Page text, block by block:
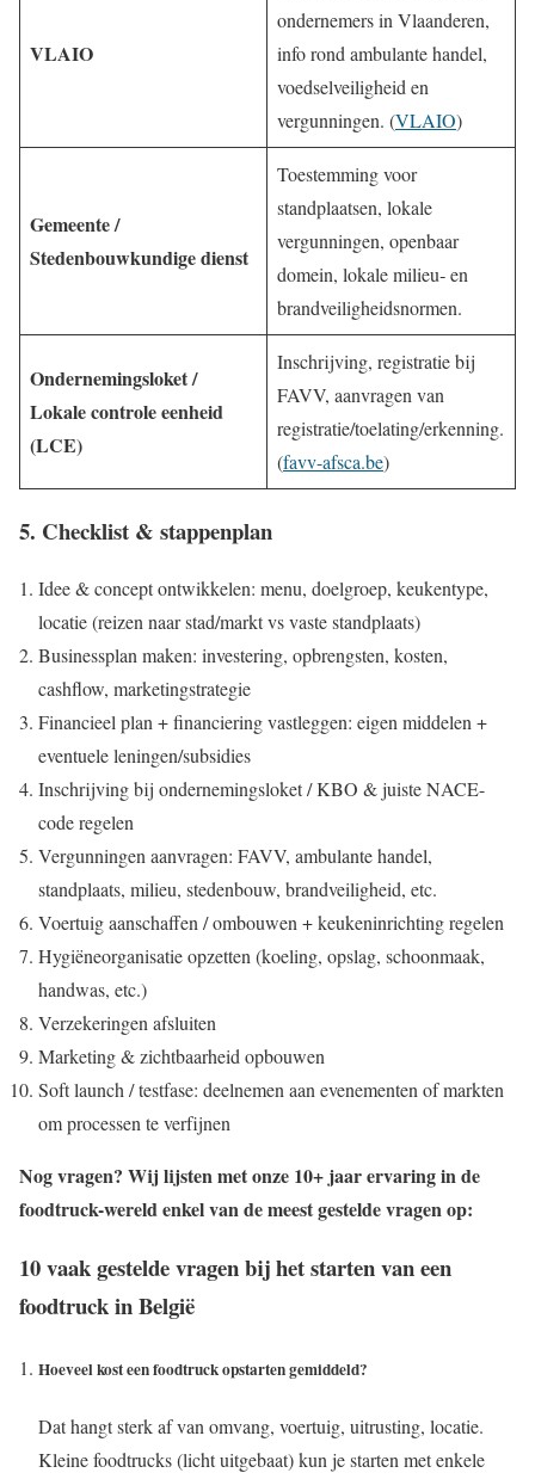
VLAIO
ondernemers in Vlaanderen,
info rond ambulante handel,
voedselveiligheid en
vergunningen. (VLAIO)
Gemeente /
Stedenbouwkundige dienst
Toestemming voor
standplaatsen, lokale
vergunningen, openbaar
domein, lokale milieu‐ en
brandveiligheidsnormen.
Ondernemingsloket /
Lokale controle eenheid
(LCE)
Inschrijving, registratie bij
FAVV, aanvragen van
registratie/toelating/erkenning.
(favv-afsca.be)
5. Checklist & stappenplan
Idee & concept ontwikkelen: menu, doelgroep, keukentype,
locatie (reizen naar stad/markt vs vaste standplaats)
Businessplan maken: investering, opbrengsten, kosten,
cashflow, marketingstrategie
Financieel plan + financiering vastleggen: eigen middelen +
eventuele leningen/subsidies
Inschrijving bij ondernemingsloket / KBO & juiste NACE-
code regelen
Vergunningen aanvragen: FAVV, ambulante handel,
standplaats, milieu, stedenbouw, brandveiligheid, etc.
Voertuig aanschaffen / ombouwen + keukeninrichting regelen
Hygiëneorganisatie opzetten (koeling, opslag, schoonmaak,
handwas, etc.)
Verzekeringen afsluiten
Marketing & zichtbaarheid opbouwen
Soft launch / testfase: deelnemen aan evenementen of markten
om processen te verfijnen
Nog vragen? Wij lijsten met onze 10+ jaar ervaring in de
foodtruck-wereld enkel van de meest gestelde vragen op:
10 vaak gestelde vragen bij het starten van een
foodtruck in België
Hoeveel kost een foodtruck opstarten gemiddeld?
Dat hangt sterk af van omvang, voertuig, uitrusting, locatie.
Kleine foodtrucks (licht uitgebaat) kun je starten met enkele